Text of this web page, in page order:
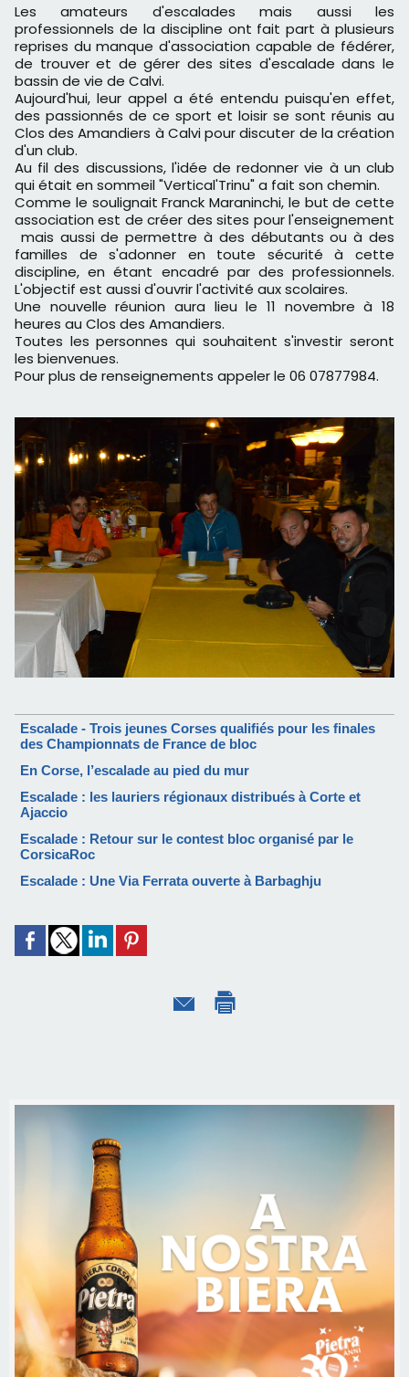
Les amateurs d'escalades mais aussi les
professionnels de la discipline ont fait part à plusieurs
reprises du manque d'association capable de fédérer,
de trouver et de gérer des sites d'escalade dans le
bassin de vie de Calvi.
Aujourd'hui, leur appel a été entendu puisqu'en effet,
des passionnés de ce sport et loisir se sont réunis au
Clos des Amandiers à Calvi pour discuter de la création
d'un club.
Au fil des discussions, l'idée de redonner vie à un club
qui était en sommeil "Vertical'Trinu" a fait son chemin.
Comme le soulignait Franck Maraninchi, le but de cette
association est de créer des sites pour l'enseignement
mais aussi de permettre à des débutants ou à des
familles de s'adonner en toute sécurité à cette
discipline, en étant encadré par des professionnels.
L'objectif est aussi d'ouvrir l'activité aux scolaires.
Une nouvelle réunion aura lieu le 11 novembre à 18
heures au Clos des Amandiers.
Toutes les personnes qui souhaitent s'investir seront
les bienvenues.
Pour plus de renseignements appeler le 06 07877984.
Escalade - Trois jeunes Corses qualifiés pour les finales
des Championnats de France de bloc
En Corse, l’escalade au pied du mur
Escalade : les lauriers régionaux distribués à Corte et
Ajaccio
Escalade : Retour sur le contest bloc organisé par le
CorsicaRoc
Escalade : Une Via Ferrata ouverte à Barbaghju